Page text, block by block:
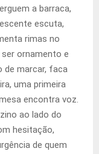
a barraca,
escuta,
rimas no
ornamento e
de marcar, faca
uma primeira
encontra voz.
ao lado do
hesitação,
de quem